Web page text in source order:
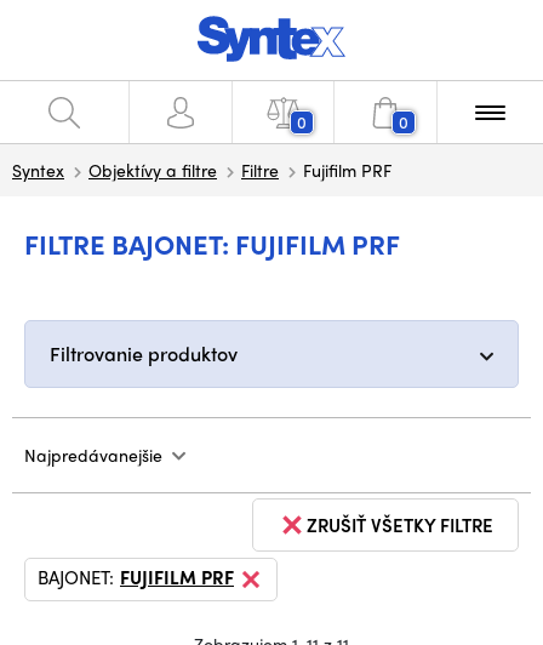
0 0
Syntex Objektívy a filtre Filtre Fujifilm PRF
FILTRE BAJONET: FUJIFILM PRF
Filtrovanie produktov
Najpredávanejšie
ZRUŠIŤ VŠETKY FILTRE
BAJONET: FUJIFILM PRF